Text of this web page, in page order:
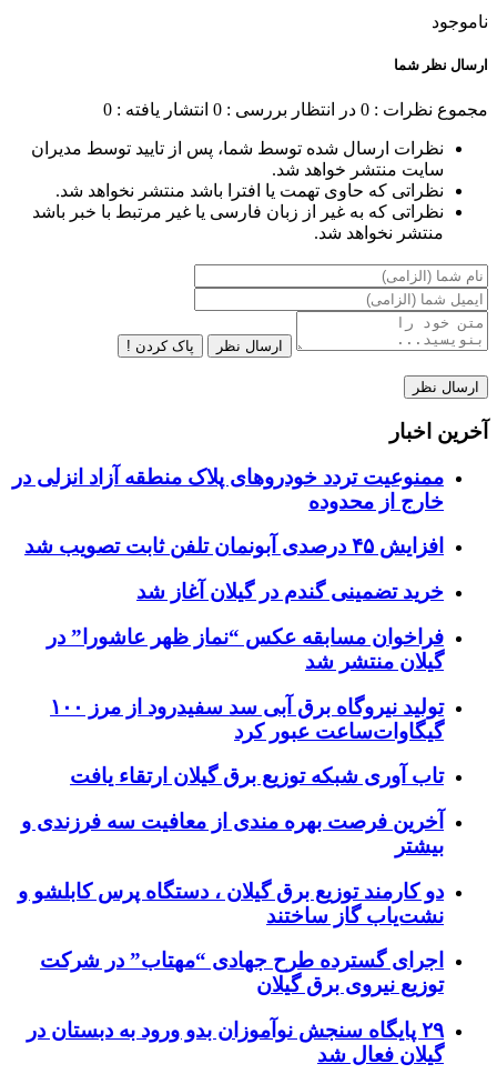
ناموجود
ارسال نظر شما
مجموع نظرات : 0 در انتظار بررسی : 0 انتشار یافته : 0
نظرات ارسال شده توسط شما، پس از تایید توسط مدیران
سایت منتشر خواهد شد.
نظراتی که حاوی تهمت یا افترا باشد منتشر نخواهد شد.
نظراتی که به غیر از زبان فارسی یا غیر مرتبط با خبر باشد
منتشر نخواهد شد.
ارسال نظر پاک کردن !
آخرین اخبار
ممنوعیت تردد خودروهای پلاک منطقه آزاد انزلی در
خارج از محدوده
افزایش ۴۵ درصدی آبونمان تلفن ثابت تصویب شد
خرید تضمینی گندم در گیلان آغاز شد
فراخوان مسابقه عکس “نماز ظهر عاشورا” در
گیلان منتشر شد
تولید نیروگاه برق‌ آبی سد سفیدرود از مرز ۱۰۰
گیگاوات‌ساعت عبور کرد
تاب آوری شبکه توزیع برق گیلان ارتقاء یافت
آخرین فرصت بهره مندی از معافیت سه فرزندی و
بیشتر
دو کارمند توزیع برق گیلان ، دستگاه پرس کابلشو و
نشت‌یاب گاز ساختند
اجرای گسترده طرح جهادی “مهتاب” در شرکت
توزیع نیروی برق گیلان
۲۹ پایگاه سنجش نوآموزان بدو ورود به دبستان در
گیلان فعال شد